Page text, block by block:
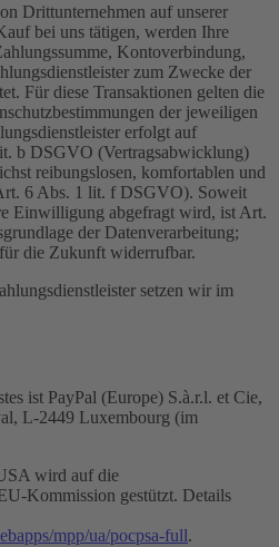
Drittunternehmen auf unserer
bei uns tätigen, werden Ihre
Kontoverbindung,
zum Zwecke der
Für diese Transaktionen gelten die
der jeweiligen
erfolgt auf
b DSGVO (Vertragsabwicklung)
reibungslosen, komfortablen und
6 Abs. 1 lit. f DSGVO). Soweit
Einwilligung abgefragt wird, ist Art.
der Datenverarbeitung;
die Zukunft widerrufbar.
setzen wir im
ist PayPal (Europe) S.à.r.l. et Cie,
L-2449 Luxembourg (im
wird auf die
Kommission gestützt. Details
mpp/ua/pocpsa-full.